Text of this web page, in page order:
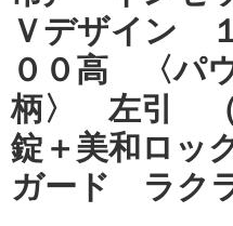
Ｖデザイン
００高 〈パ
柄〉 左引 （
錠＋美和ロッ
ガード ラク